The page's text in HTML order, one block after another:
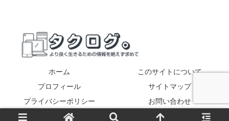
ホーム
このサイトについて
プロフィール
サイトマップ
プライバシーポリシー
お問い合わせ
Copyright © 2017-2026 タクログ。 All Rights Reserved.